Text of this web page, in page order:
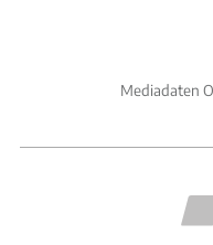
Mediadaten